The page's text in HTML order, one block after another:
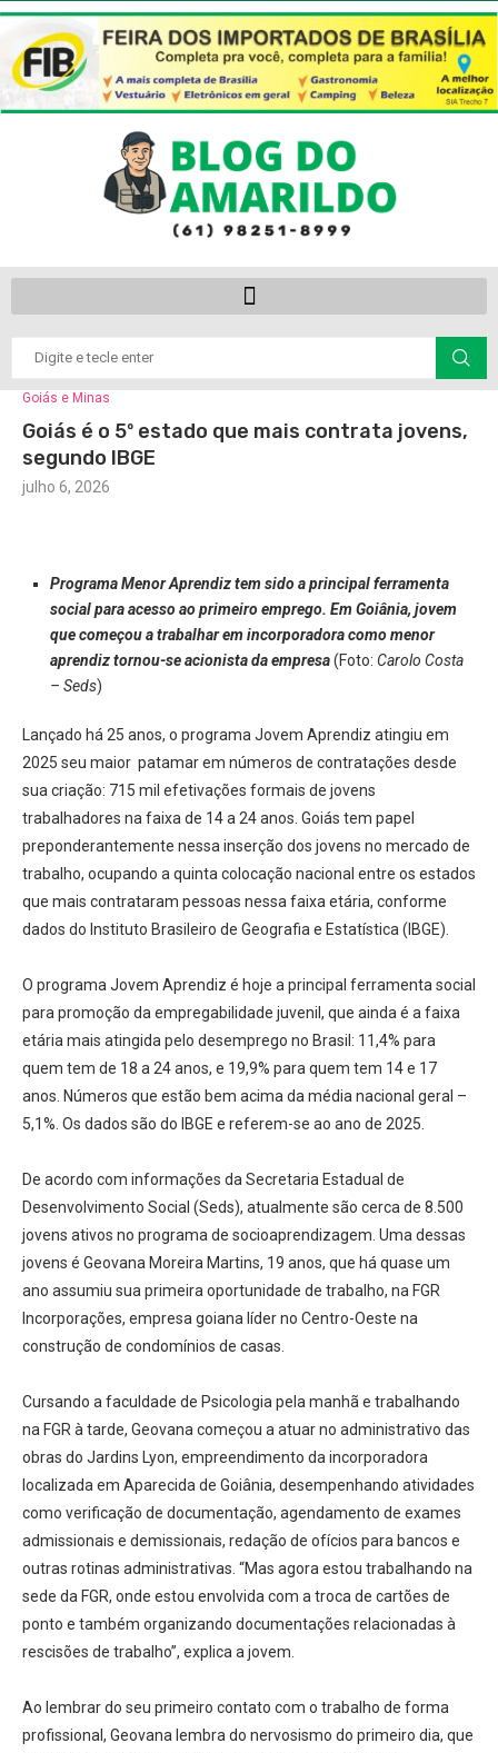
Goiás e Minas
Goiás é o 5º estado que mais contrata jovens,
segundo IBGE
julho 6, 2026
Programa Menor Aprendiz tem sido a principal ferramenta
social para acesso ao primeiro emprego. Em Goiânia, jovem
que começou a trabalhar em incorporadora como menor
aprendiz tornou-se acionista da empresa(Foto: Carolo Costa
– Seds)
Lançado há 25 anos, o programa Jovem Aprendiz atingiu em
2025 seu maior patamar em números de contratações desde
sua criação: 715 mil efetivações formais de jovens
trabalhadores na faixa de 14 a 24 anos. Goiás tem papel
preponderantemente nessa inserção dos jovens no mercado de
trabalho, ocupando a quinta colocação nacional entre os estados
que mais contrataram pessoas nessa faixa etária, conforme
dados do Instituto Brasileiro de Geografia e Estatística (IBGE).
O programa Jovem Aprendiz é hoje a principal ferramenta social
para promoção da empregabilidade juvenil, que ainda é a faixa
etária mais atingida pelo desemprego no Brasil: 11,4% para
quem tem de 18 a 24 anos, e 19,9% para quem tem 14 e 17
anos. Números que estão bem acima da média nacional geral –
5,1%. Os dados são do IBGE e referem-se ao ano de 2025.
De acordo com informações da Secretaria Estadual de
Desenvolvimento Social (Seds), atualmente são cerca de 8.500
jovens ativos no programa de socioaprendizagem. Uma dessas
jovens é Geovana Moreira Martins, 19 anos, que há quase um
ano assumiu sua primeira oportunidade de trabalho, na FGR
Incorporações, empresa goiana líder no Centro-Oeste na
construção de condomínios de casas.
Cursando a faculdade de Psicologia pela manhã e trabalhando
na FGR à tarde, Geovana começou a atuar no administrativo das
obras do Jardins Lyon, empreendimento da incorporadora
localizada em Aparecida de Goiânia, desempenhando atividades
como verificação de documentação, agendamento de exames
admissionais e demissionais, redação de ofícios para bancos e
outras rotinas administrativas. “Mas agora estou trabalhando na
sede da FGR, onde estou envolvida com a troca de cartões de
ponto e também organizando documentações relacionadas à
rescisões de trabalho”, explica a jovem.
Ao lembrar do seu primeiro contato com o trabalho de forma
profissional, Geovana lembra do nervosismo do primeiro dia, que